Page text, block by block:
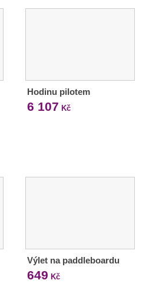
Hodinu pilotem
6 107 Kč
Výlet na paddleboardu
649 Kč